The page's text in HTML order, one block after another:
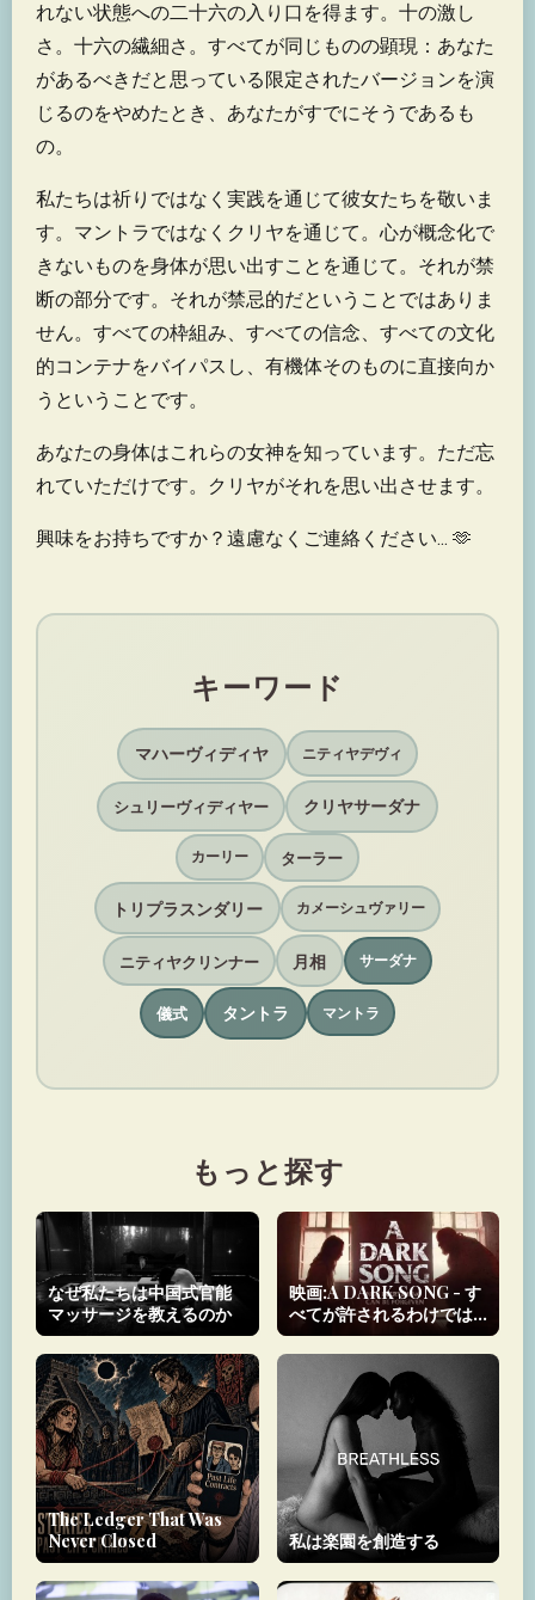
れない状態への二十六の入り口を得ます。十の激し
さ。十六の繊細さ。すべてが同じものの顕現：あなた
があるべきだと思っている限定されたバージョンを演
じるのをやめたとき、あなたがすでにそうであるも
の。
私たちは祈りではなく実践を通じて彼女たちを敬いま
す。マントラではなくクリヤを通じて。心が概念化で
きないものを身体が思い出すことを通じて。それが禁
断の部分です。それが禁忌的だということではありま
せん。すべての枠組み、すべての信念、すべての文化
的コンテナをバイパスし、有機体そのものに直接向か
うということです。
あなたの身体はこれらの女神を知っています。ただ忘
れていただけです。クリヤがそれを思い出させます。
興味をお持ちですか？遠慮なくご連絡ください... 🫶
キーワード
マハーヴィディヤ ニティヤデヴィ
シュリーヴィディヤー クリヤサーダナ
カーリー ターラー
トリプラスンダリー カメーシュヴァリー
ニティヤクリンナー 月相 サーダナ
儀式 タントラ マントラ
もっと探す
なぜ私たちは中国式官能
マッサージを教えるのか
映画:A DARK SONG - す
べてが許されるわけでは
ない
The Ledger That Was
Never Closed
私は楽園を創造する